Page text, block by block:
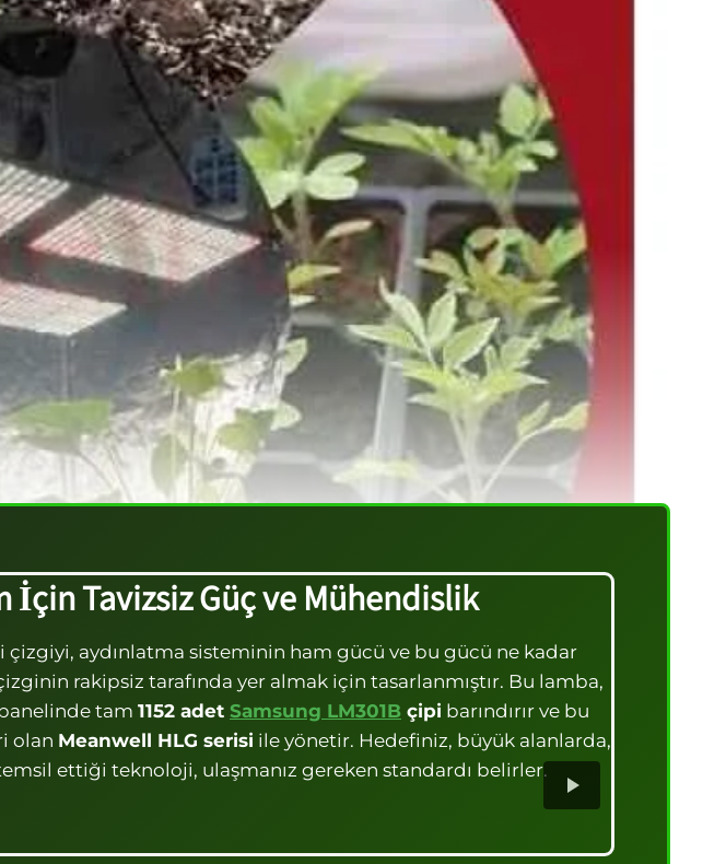
İçin Tavizsiz Güç ve Mühendislik
çizgiyi, aydınlatma sisteminin ham gücü ve bu gücü ne kadar
rakipsiz tarafında yer almak için tasarlanmıştır. Bu lamba,
tam 1152 adet Samsung LM301B çipi barındırır ve bu
olan Meanwell HLG serisi ile yönetir. Hedefiniz, büyük alanlarda,
ettiği teknoloji, ulaşmanız gereken standardı belirler.